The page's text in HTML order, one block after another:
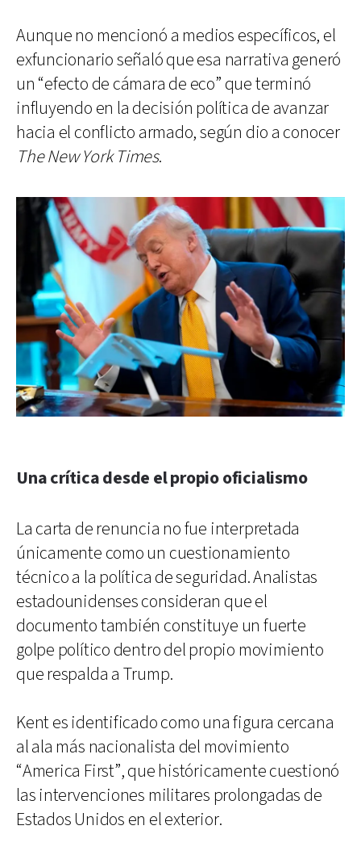
Aunque no mencionó a medios específicos, el
exfuncionario señaló que esa narrativa generó
un “efecto de cámara de eco” que terminó
influyendo en la decisión política de avanzar
hacia el conflicto armado, según dio a conocer
The New York Times.
Una crítica desde el propio oficialismo
La carta de renuncia no fue interpretada
únicamente como un cuestionamiento
técnico a la política de seguridad. Analistas
estadounidenses consideran que el
documento también constituye un fuerte
golpe político dentro del propio movimiento
que respalda a Trump.
Kent es identificado como una figura cercana
al ala más nacionalista del movimiento
“America First”, que históricamente cuestionó
las intervenciones militares prolongadas de
Estados Unidos en el exterior.